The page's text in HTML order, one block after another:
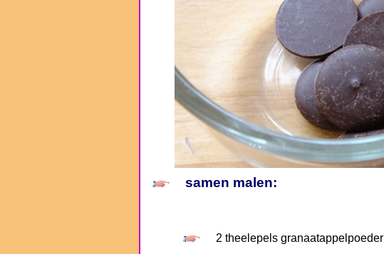
samen malen:
2 theelepels granaatappelpoeder